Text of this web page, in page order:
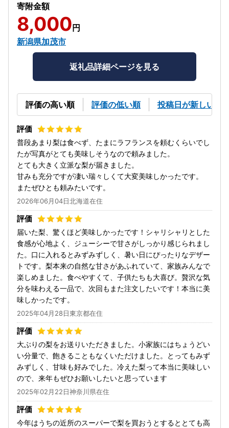
寄附金額
8,000円
新潟県加茂市
返礼品詳細ページを見る
評価の高い順 評価の低い順 投稿日が新しい順
普段あまり梨は食べず、たまにラフランスを頼むくらいでし
たが写真がとても美味しそうなので頼みました。
とても大きく立派な梨が届きました。
甘みも充分ですが凄い瑞々しくて大変美味しかったです。
またぜひとも頼みたいです。
2026年06月04日北海道在住
届いた梨、驚くほど美味しかったです！シャリシャリとした
食感が心地よく、ジューシーで甘さがしっかり感じられまし
た。口に入れるとみずみずしく、暑い日にぴったりなデザー
トです。梨本来の自然な甘さがあふれていて、家族みんなで
楽しめました。食べやすくて、子供たちも大喜び。贅沢な気
分を味わえる一品で、次回もまた注文したいです！本当に美
味しかったです。
2025年04月28日東京都在住
大ぶりの梨をお送りいただきました。小家族にはちょうどい
い分量で、飽きることもなくいただけました。とってもみず
みずしく、甘味も好みでした。冷えた梨って本当に美味しい
ので、来年もぜひお願いしたいと思っています
2025年02月22日神奈川県在住
今年はうちの近所のスーパーで梨を買おうとするととても高